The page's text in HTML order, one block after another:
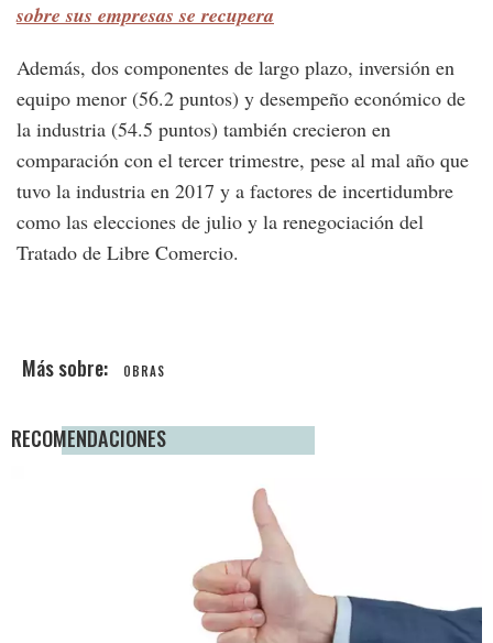
sobre sus empresas se recupera
Además, dos componentes de largo plazo, inversión en
equipo menor (56.2 puntos) y desempeño económico de
la industria (54.5 puntos) también crecieron en
comparación con el tercer trimestre, pese al mal año que
tuvo la industria en 2017 y a factores de incertidumbre
como las elecciones de julio y la renegociación del
Tratado de Libre Comercio.
OBRAS
RECOMENDACIONES